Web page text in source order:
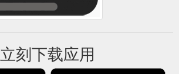
立刻下载应用